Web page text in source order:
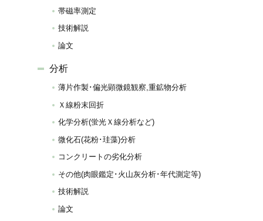
帯磁率測定
技術解説
論文
分析
薄片作製･偏光顕微鏡観察,重鉱物分析
Ｘ線粉末回折
化学分析(蛍光Ｘ線分析など)
微化石(花粉･珪藻)分析
コンクリートの劣化分析
その他(肉眼鑑定･火山灰分析･年代測定等)
技術解説
論文